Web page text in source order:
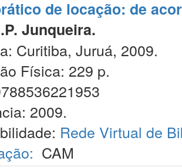
de locação: de
Junqueira.
Curitiba, Juruá, 2009.
Física: 229 p.
2009.
Rede Virtual de
CAM